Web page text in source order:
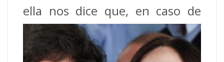
ella nos dice que, en caso de